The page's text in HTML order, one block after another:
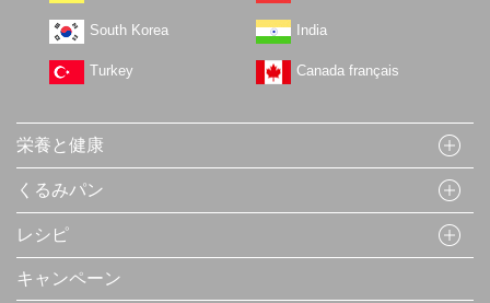
South Korea India
Turkey Canada français
栄養と健康
くるみパン
レシピ
キャンペーン